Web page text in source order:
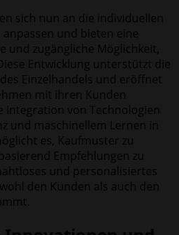
sich nun an die individuellen
und bieten eine
und zugängliche Möglichkeit,
Entwicklung unterstützt die
Einzelhandels und eröffnet
mit ihren Kunden
Integration von Technologien
und maschinellem Lernen in
es, Kaufmuster zu
Empfehlungen zu
und personalisiertes
den Kunden als auch den